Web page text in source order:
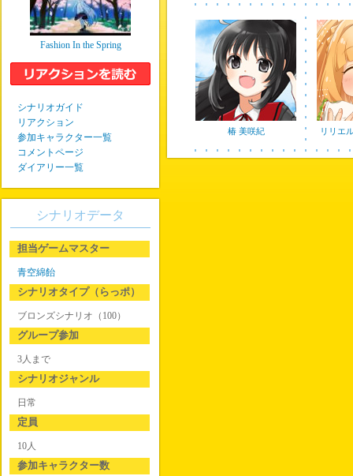
椿 美咲紀 リリエ
Fashion In the Spring
シナリオガイド
リアクション
参加キャラクター一覧
コメントページ
ダイアリー一覧
シナリオデータ
担当ゲームマスター
青空綿飴
シナリオタイプ（らっポ）
ブロンズシナリオ（100）
グループ参加
3人まで
シナリオジャンル
日常
定員
10人
参加キャラクター数